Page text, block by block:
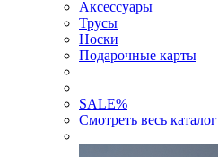
Аксессуары
Трусы
Носки
Подарочные карты
SALE%
Смотреть весь каталог